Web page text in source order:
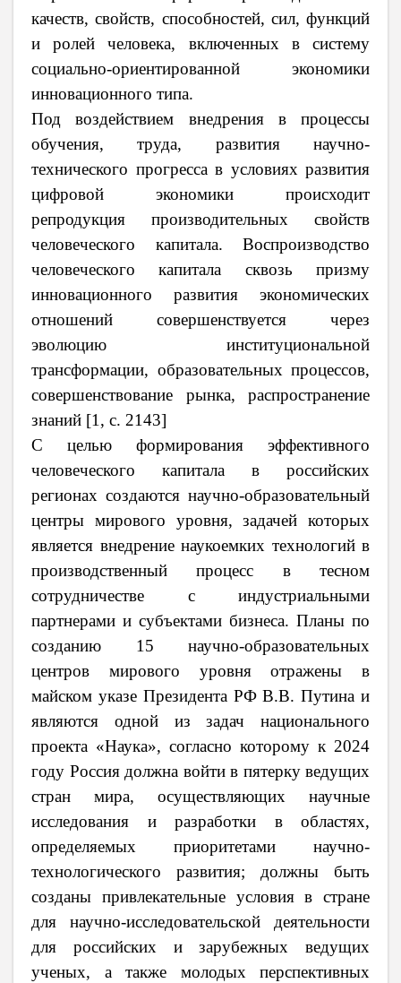
качеств, свойств, способностей, сил, функций
и ролей человека, включенных в систему
социально-ориентированной экономики
инновационного типа.
Под воздействием внедрения в процессы
обучения, труда, развития научно-
технического прогресса в условиях развития
цифровой экономики происходит
репродукция производительных свойств
человеческого капитала. Воспроизводство
человеческого капитала сквозь призму
инновационного развития экономических
отношений совершенствуется через
эволюцию институциональной
трансформации, образовательных процессов,
совершенствование рынка, распространение
знаний [1, с. 2143]
С целью формирования эффективного
человеческого капитала в российских
регионах создаются научно-образовательный
центры мирового уровня, задачей которых
является внедрение наукоемких технологий в
производственный процесс в тесном
сотрудничестве с индустриальными
партнерами и субъектами бизнеса. Планы по
созданию 15 научно-образовательных
центров мирового уровня отражены в
майском указе Президента РФ В.В. Путина и
являются одной из задач национального
проекта «Наука», согласно которому к 2024
году Россия должна войти в пятерку ведущих
стран мира, осуществляющих научные
исследования и разработки в областях,
определяемых приоритетами научно-
технологического развития; должны быть
созданы привлекательные условия в стране
для научно-исследовательской деятельности
для российских и зарубежных ведущих
ученых, а также молодых перспективных